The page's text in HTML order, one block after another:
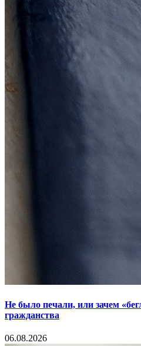
Не было печали, или зачем
гражданства
06.08.2026